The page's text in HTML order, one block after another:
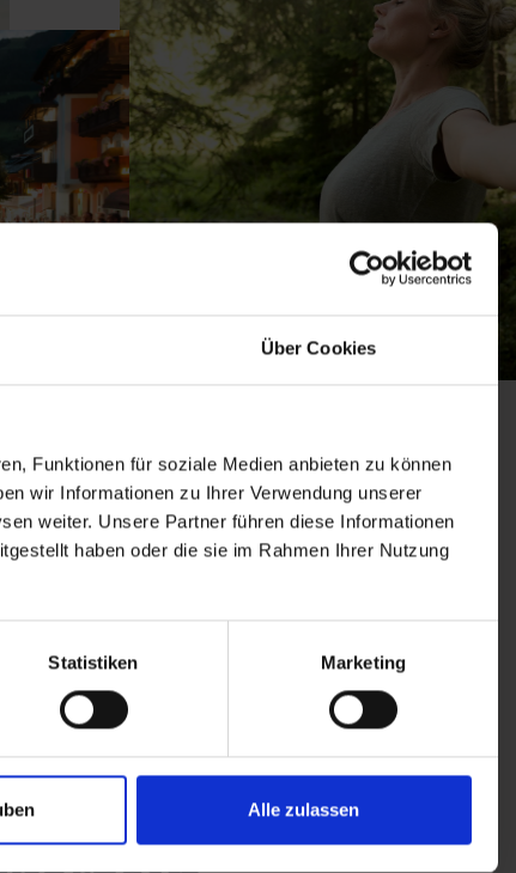
Über Cookies
Funktionen für soziale Medien anbieten zu können
wir Informationen zu Ihrer Verwendung unserer
weiter. Unsere Partner führen diese Informationen
haben oder die sie im Rahmen Ihrer Nutzung
Statistiken Marketing
Alle zulassen